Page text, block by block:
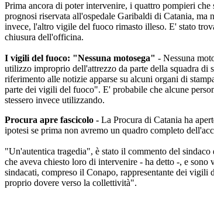
Prima ancora di poter intervenire, i quattro pompieri
prognosi riservata all'ospedale Garibaldi di Catania,
invece, l'altro vigile del fuoco rimasto illeso. E' stato
chiusura dell'officina.
I vigili del fuoco: "Nessuna motosega" - Nessuna
utilizzo improprio dell'attrezzo da parte della squadra di
riferimento alle notizie apparse su alcuni organi di
parte dei vigili del fuoco". E' probabile che alcune
stessero invece utilizzando.
Procura apre fascicolo - La Procura di Catania ha
ipotesi se prima non avremo un quadro completo
"Un'autentica tragedia", è stato il commento del
che aveva chiesto loro di intervenire - ha detto -, e
sindacati, compreso il Conapo, rappresentante dei
proprio dovere verso la collettività".